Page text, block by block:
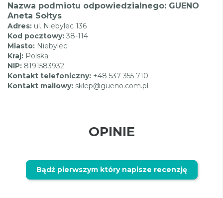
Nazwa podmiotu odpowiedzialnego: GUENO
Aneta Sołtys
Adres: ul. Niebylec 136
Kod pocztowy: 38-114
Miasto: Niebylec
Kraj: Polska
NIP: 8191583932
Kontakt telefoniczny: +48 537 355 710
Kontakt mailowy: sklep@gueno.com.pl
OPINIE
Bądź pierwszym który napisze recenzję